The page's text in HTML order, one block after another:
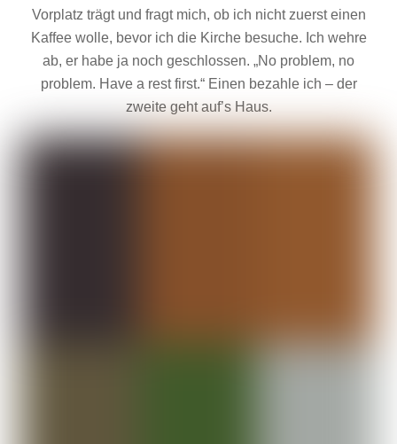
Vorplatz trägt und fragt mich, ob ich nicht zuerst einen
Kaffee wolle, bevor ich die Kirche besuche. Ich wehre
ab, er habe ja noch geschlossen. „No problem, no
problem. Have a rest first.“ Einen bezahle ich – der
zweite geht auf’s Haus.